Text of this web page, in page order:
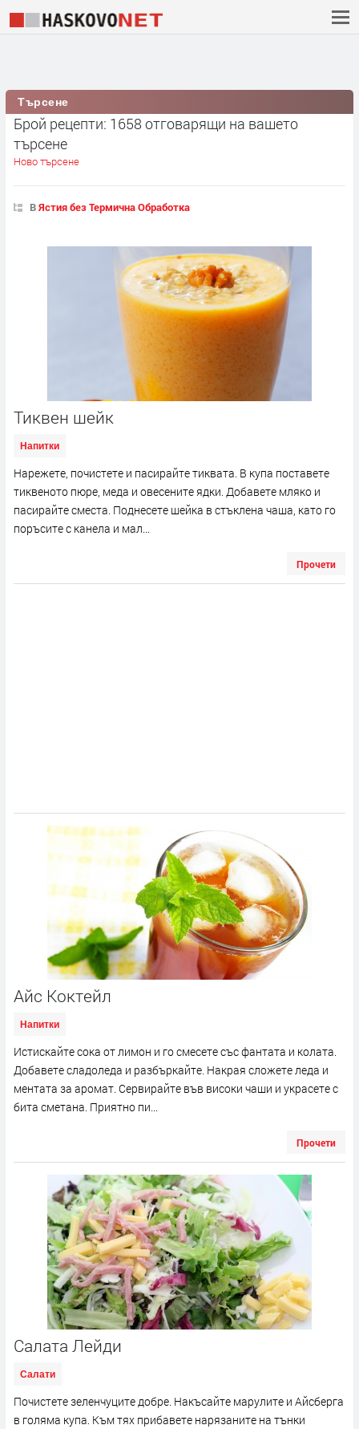
Търсене
Брой рецепти: 1658 отговарящи на вашето
търсене
Ново търсене
ВЯстия без Термична Обработка
Тиквен шейк
Напитки
Нарежете, почистете и пасирайте тиквата. В купа поставете
тиквеното пюре, меда и овесените ядки. Добавете мляко и
пасирайте сместа. Поднесете шейка в стъклена чаша, като го
поръсите с канела и мал...
Прочети
Айс Коктейл
Напитки
Истискайте сока от лимон и го смесете със фантата и колата.
Добавете сладоледа и разбъркайте. Накрая сложете леда и
ментата за аромат. Сервирайте във високи чаши и украсете с
бита сметана. Приятно пи...
Прочети
Салата Лейди
Салати
Почистете зеленчуците добре. Накъсайте марулите и Айсберга
в голяма купа. Към тях прибавете нарязаните на тънки